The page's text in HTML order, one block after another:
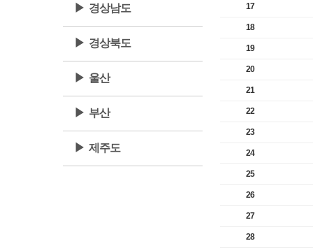
▶ 경상남도
▶ 경상북도
▶ 울산
▶ 부산
▶ 제주도
17
18
19
20
21
22
23
24
25
26
27
28